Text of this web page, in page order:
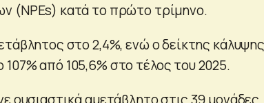
(NPEs) κατά το πρώτο τρίμηνο.
στο 2,4%, ενώ ο δείκτης κάλυψης
από 105,6% στο τέλος του 2025.
ουσιαστικά αμετάβλητο στις 39 μονάδες